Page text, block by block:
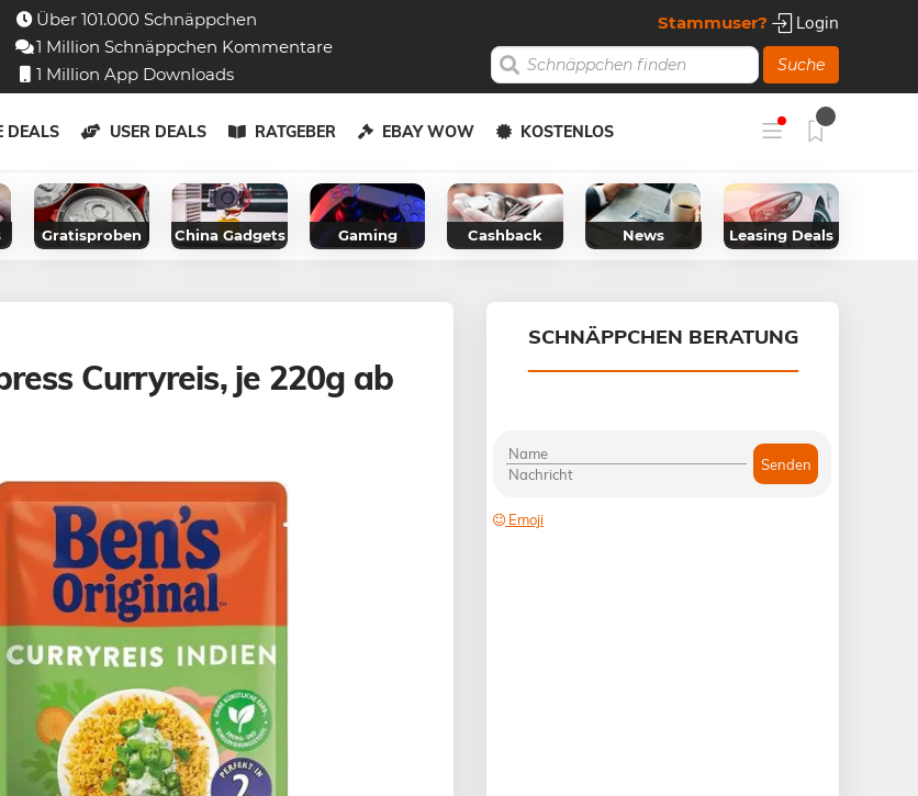
Über 101.000 Schnäppchen
1 Million Schnäppchen Kommentare
1 Million App Downloads
Stammuser? Login
Suche
DEALS USER DEALS RATGEBER EBAY WOW KOSTENLOS
Gratisproben China Gadgets Gaming Cashback News Leasing Deals
Curryreis, je 220g ab
SCHNÄPPCHEN BERATUNG